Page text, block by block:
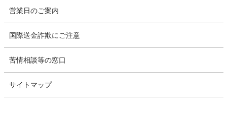
営業日のご案内
国際送金詐欺にご注意
苦情相談等の窓口
サイトマップ